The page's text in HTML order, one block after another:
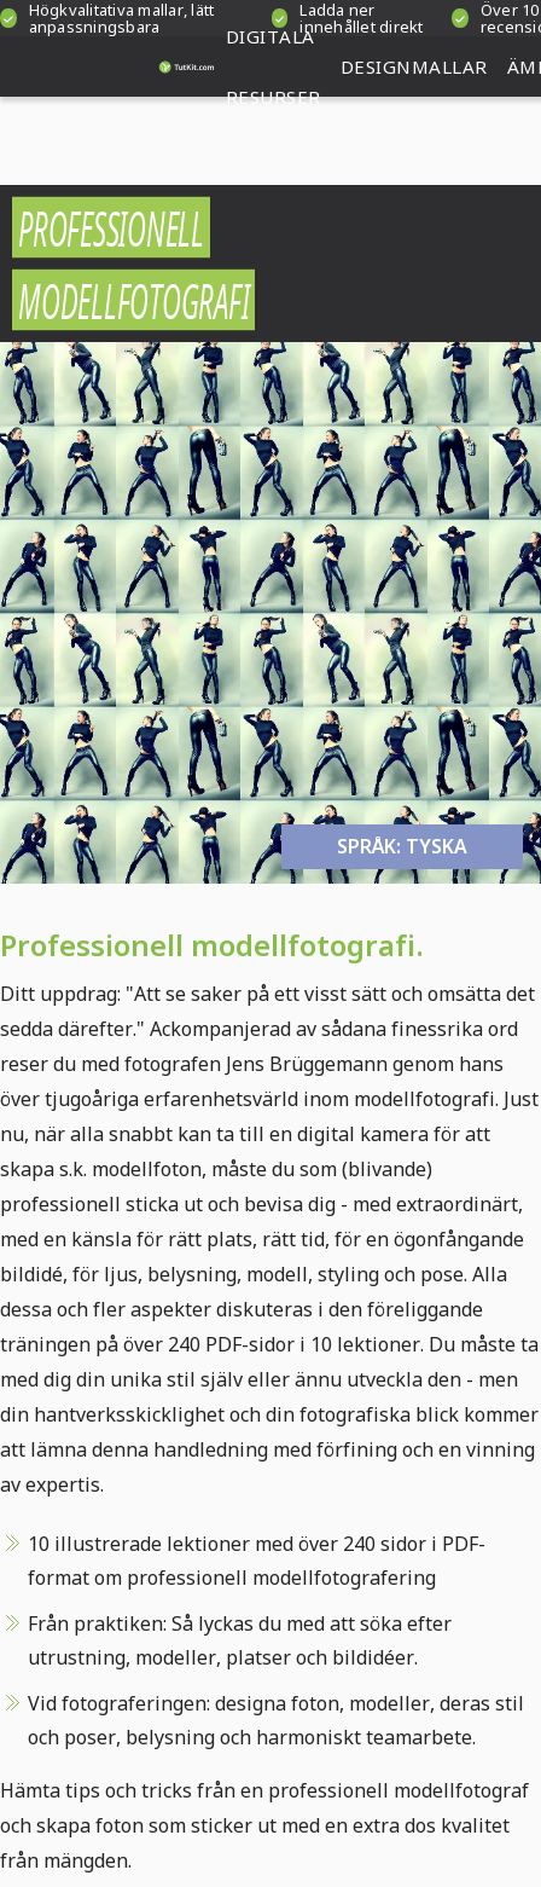
Högkvalitativa mallar, lätt
anpassningsbara
Ladda ner
innehållet direkt
Över
DIGITALA
RESURSER
DESIGNMALLAR
PROFESSIONELL
MODELLFOTOGRAFI
SPRÅK: TYSKA
Professionell modellfotografi.
Ditt uppdrag: "Att se saker på ett visst sätt och omsätta det
sedda därefter." Ackompanjerad av sådana finessrika ord
reser du med fotografen Jens Brüggemann genom hans
över tjugoåriga erfarenhetsvärld inom modellfotografi. Just
nu, när alla snabbt kan ta till en digital kamera för att
skapa s.k. modellfoton, måste du som (blivande)
professionell sticka ut och bevisa dig - med extraordinärt,
med en känsla för rätt plats, rätt tid, för en ögonfångande
bildidé, för ljus, belysning, modell, styling och pose. Alla
dessa och fler aspekter diskuteras i den föreliggande
träningen på över 240 PDF-sidor i 10 lektioner. Du måste ta
med dig din unika stil själv eller ännu utveckla den - men
din hantverksskicklighet och din fotografiska blick kommer
att lämna denna handledning med förfining och en vinning
av expertis.
10 illustrerade lektioner med över 240 sidor i PDF-
format om professionell modellfotografering
Från praktiken: Så lyckas du med att söka efter
utrustning, modeller, platser och bildidéer.
Vid fotograferingen: designa foton, modeller, deras stil
och poser, belysning och harmoniskt teamarbete.
Hämta tips och tricks från en professionell modellfotograf
och skapa foton som sticker ut med en extra dos kvalitet
från mängden.